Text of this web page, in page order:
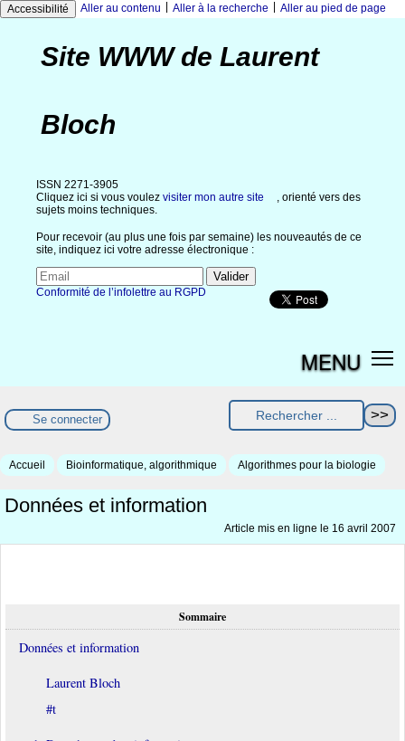
Accessibilité Aller au contenu Aller à la recherche Aller au pied de page
Site WWW de Laurent
Bloch
ISSN 2271-3905
Cliquez ici si vous voulez visiter mon autre site
, orienté vers des
sujets moins techniques.
Pour recevoir (au plus une fois par semaine) les nouveautés de ce
site, indiquez ici votre adresse électronique :
Conformité de l’infolettre au RGPD
MENU
Se connecter
Accueil Bioinformatique, algorithmique Algorithmes pour la biologie
Données et information
Article mis en ligne le 16 avril 2007
Sommaire
Données et information
Laurent Bloch
#t